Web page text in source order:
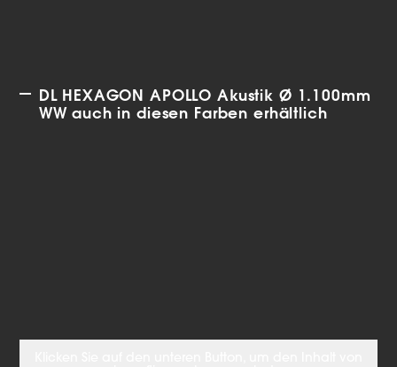
DL HEXAGON APOLLO Akustik Ø 1.100mm
WW auch in diesen Farben erhältlich